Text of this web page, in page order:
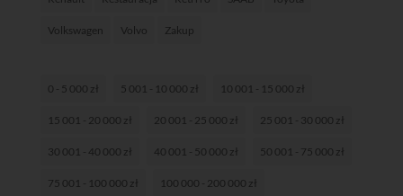
Volkswagen Volvo Zakup
0 - 5 000 zł 5 001 - 10 000 zł 10 001 - 15 000 zł
15 001 - 20 000 zł 20 001 - 25 000 zł 25 001 - 30 000 zł
30 001 - 40 000 zł 40 001 - 50 000 zł 50 001 - 75 000 zł
75 001 - 100 000 zł 100 000 - 200 000 zł